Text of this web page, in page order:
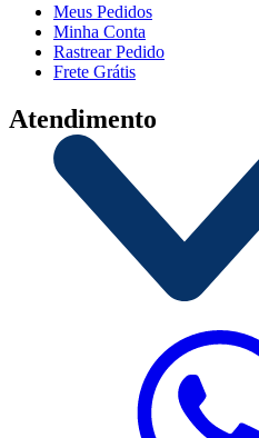
Meus Pedidos
Minha Conta
Rastrear Pedido
Frete Grátis
Atendimento